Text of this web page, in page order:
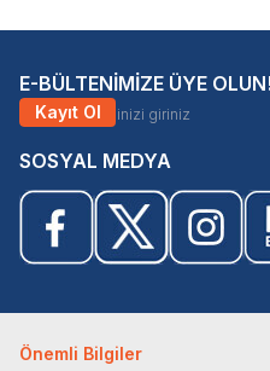
E-BÜLTENİMİZE ÜYE OLUN!
Kayıt Ol
SOSYAL MEDYA
Önemli Bilgiler